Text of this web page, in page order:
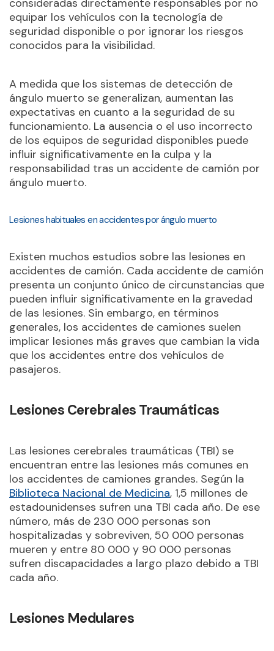
consideradas directamente responsables por no
equipar los vehículos con la tecnología de
seguridad disponible o por ignorar los riesgos
conocidos para la visibilidad.
A medida que los sistemas de detección de
ángulo muerto se generalizan, aumentan las
expectativas en cuanto a la seguridad de su
funcionamiento. La ausencia o el uso incorrecto
de los equipos de seguridad disponibles puede
influir significativamente en la culpa y la
responsabilidad tras un accidente de camión por
ángulo muerto.
Lesiones habituales en accidentes por ángulo muerto
Existen muchos estudios sobre las lesiones en
accidentes de camión. Cada accidente de camión
presenta un conjunto único de circunstancias que
pueden influir significativamente en la gravedad
de las lesiones. Sin embargo, en términos
generales, los accidentes de camiones suelen
implicar lesiones más graves que cambian la vida
que los accidentes entre dos vehículos de
pasajeros.
Lesiones Cerebrales Traumáticas
Las lesiones cerebrales traumáticas (TBI) se
encuentran entre las lesiones más comunes en
los accidentes de camiones grandes. Según la
Biblioteca Nacional de Medicina, 1,5 millones de
estadounidenses sufren una TBI cada año. De ese
número, más de 230 000 personas son
hospitalizadas y sobreviven, 50 000 personas
mueren y entre 80 000 y 90 000 personas
sufren discapacidades a largo plazo debido a TBI
cada año.
Lesiones Medulares